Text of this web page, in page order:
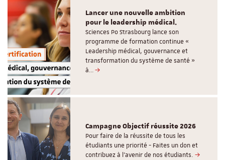
Lancer une nouvelle ambition
pour le leadership médical.
Sciences Po Strasbourg lance son
programme de formation continue «
Leadership médical, gouvernance et
transformation du système de santé »
à…
Campagne Objectif réussite 2026
Pour faire de la réussite de tous les
étudiants une priorité - Faites un don et
contribuez à l’avenir de nos étudiants.